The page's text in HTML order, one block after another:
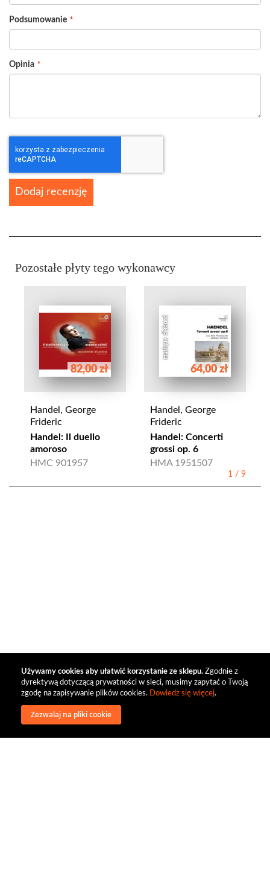
Używamy cookies aby ułatwić korzystanie ze sklepu. Zgodnie z
dyrektywą dotyczącą prywatności w sieci, musimy zapytać o Twoją
zgodę na zapisywanie plików cookies. Dowiedz się więcej.
Zezwalaj na pliki cookie
Podsumowanie
Opinia
Dodaj recenzję
Pozostałe płyty tego wykonawcy
82,00 zł
Handel, George
Frideric
Handel: Il duello
amoroso
HMC 901957
64,00 zł
Handel, George
Frideric
Handel: Concerti
grossi op. 6
HMA 1951507
1 / 9